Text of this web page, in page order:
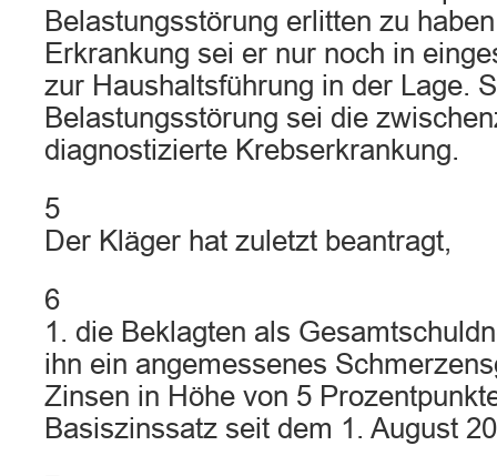
Belastungsstörung erlitten zu
Erkrankung sei er nur noch in
zur Haushaltsführung in der Lage.
Belastungsstörung sei die
diagnostizierte Krebserkrankung.
5
Der Kläger hat zuletzt beantragt,
6
1. die Beklagten als
ihn ein angemessenes
Zinsen in Höhe von 5
Basiszinssatz seit dem 1. August